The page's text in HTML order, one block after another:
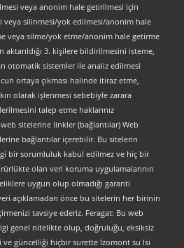
veya anonim hale getirilmesi için
silinmesi/yok edilmesi/anonim hale
veya silme/yok etme/anonim hale getirme
3. kişilere bildirilmesini isteme,
otomatik sistemler ile analiz edilmesi
ortaya çıkması halinde itiraz etme,
olarak işlenmesi sebebiyle zarara
talep etme haklarınız
sitelerine linkler (bağlantılar) Web
bağlantılar içerebilir. Bu sitelerin
bir sorumluluk kabul edilmez ve hiç bir
olan veri koruma uygulamalarının
uygun olup olmadığı garanti
açıklamadan önce bu sitelerin her birinin
tavsiye ederiz. Feragat: Bu web
genel nitelikte olup, doğruluğu, eksiksiz
güncelliği hiçbir surette İzomont su Isi